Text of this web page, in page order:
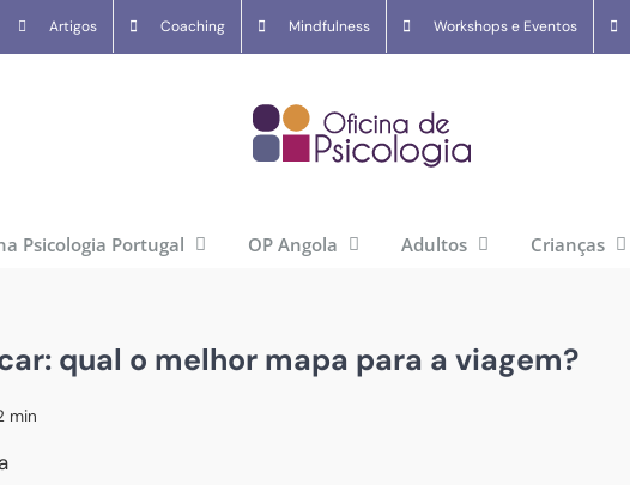
Artigos Coaching Mindfulness Workshops e Eventos
Psicologia Portugal OP Angola Adultos Crianças
qual o melhor mapa para a viagem?
min